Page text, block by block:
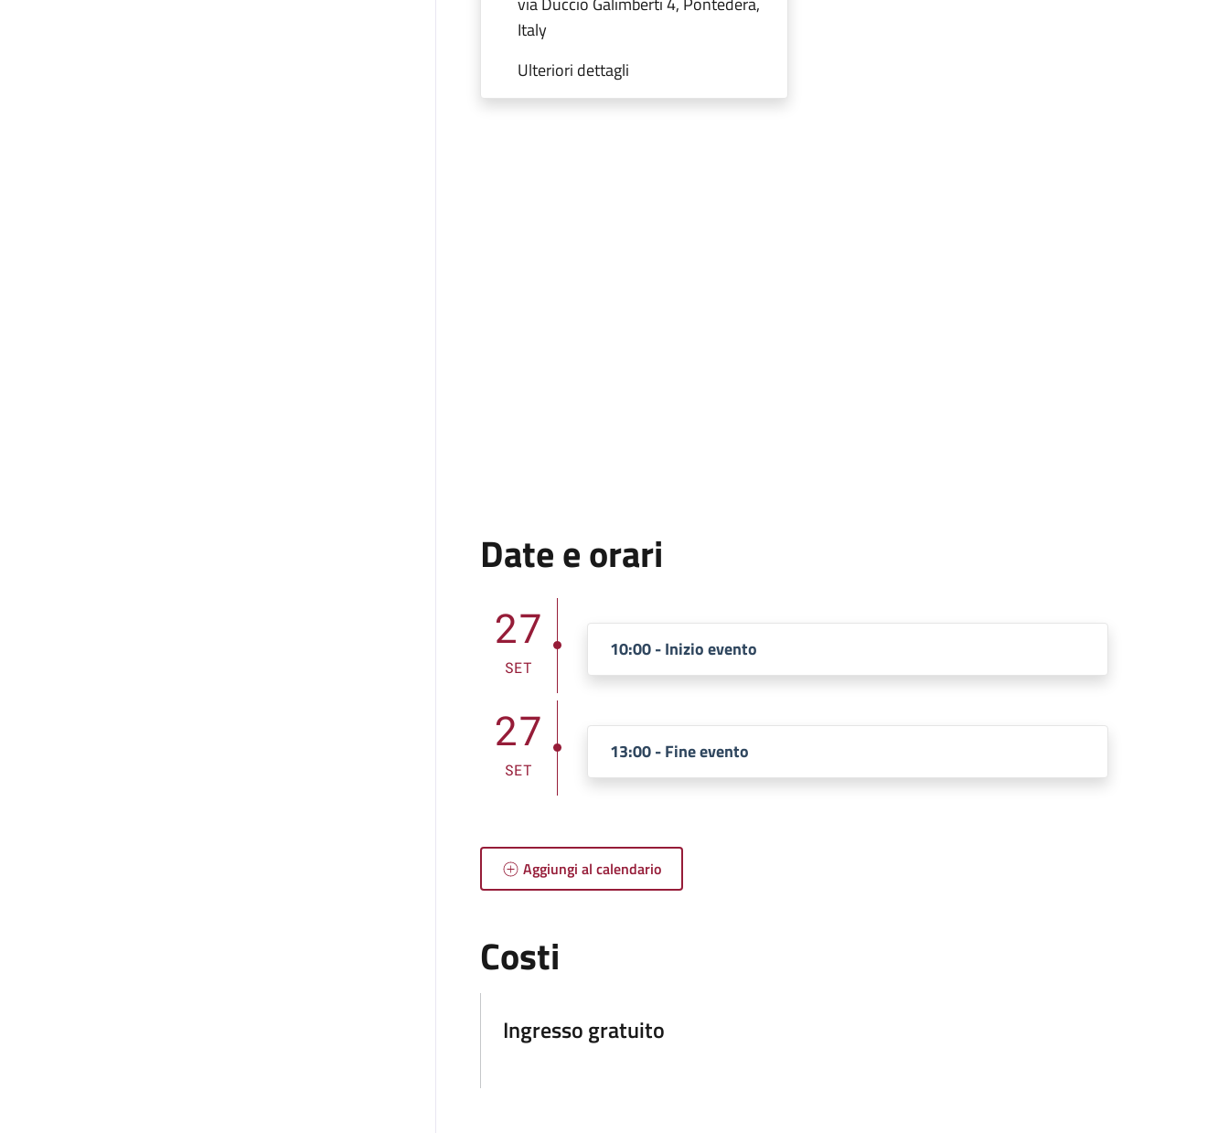
Italy
Ulteriori dettagli
Date e orari
27
SET
10:00 - Inizio evento
27
SET
13:00 - Fine evento
Aggiungi al calendario
Costi
Ingresso gratuito